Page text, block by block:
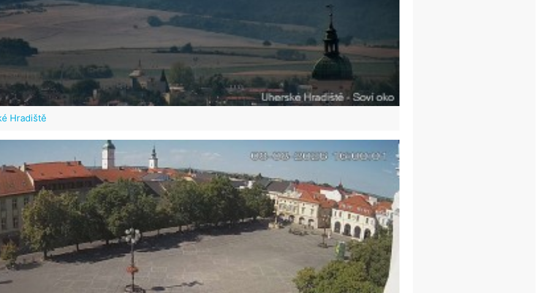
Hradiště